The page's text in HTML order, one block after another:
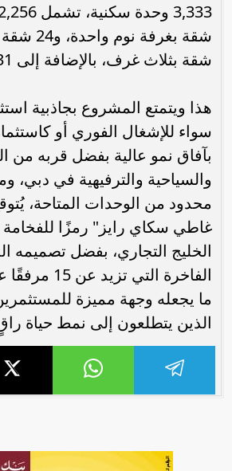
شقة بثلاث غرف، بالإضافة إلى 31 وحدة تجارية.
هذا ويتمتع المشروع بجاذبية
سواء للإشغال الفوري أو
بآفاق نمو عالية بفضل قربه من
والسياحية والترفيهية في دبي،
محدود من الوحدات المتاحة،
غاطي سكاي رايز" رمزًا للفخامة
الخليج التجاري، بفضل تصميمه
الفاخرة التي
ما يجعله وجهة مميزة
الذين يتطلعون إلى نمط حياة